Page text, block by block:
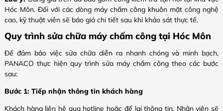
Hóc Môn. Đối với các dòng máy chấm công khuôn mặt công nghệ
cao, kỹ thuật viên sẽ báo giá chi tiết sau khi khảo sát thực tế.
Quy trình sửa chữa máy chấm công tại Hóc Môn
Để đảm bảo việc sửa chữa diễn ra nhanh chóng và minh bạch,
PANACO thực hiện quy trình sửa máy chấm công theo các bước
sau:
Bước 1: Tiếp nhận thông tin khách hàng
Khách hàng liên hệ qua hotline hoặc để lại thông tin. Nhân viên sẽ